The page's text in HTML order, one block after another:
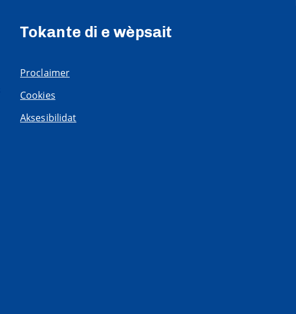
Tokante di e wèpsait
Proclaimer
Cookies
Aksesibilidat